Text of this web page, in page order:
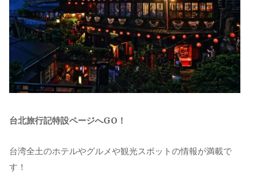
台北旅行記特設ページへGO！
台湾全土のホテルやグルメや観光スポットの情報が満載で
す！